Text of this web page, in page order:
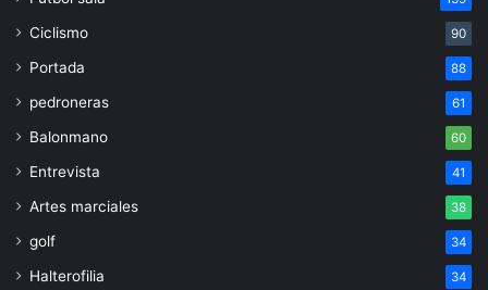
Ciclismo 90
Portada 88
pedroneras 61
Balonmano 60
Entrevista 41
Artes marciales 38
golf 34
Halterofilia 34